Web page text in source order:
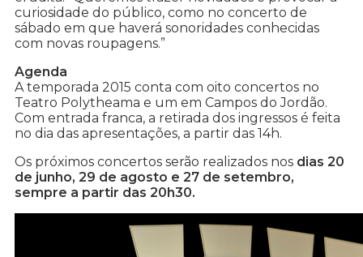
curiosidade do público, como no concerto de
sábado em que haverá sonoridades conhecidas
com novas roupagens.”
Agenda
A temporada 2015 conta com oito concertos no
Teatro Polytheama e um em Campos do Jordão.
Com entrada franca, a retirada dos ingressos é feita
no dia das apresentações, a partir das 14h.
Os próximos concertos serão realizados nos dias 20
de junho, 29 de agosto e 27 de setembro,
sempre a partir das 20h30.